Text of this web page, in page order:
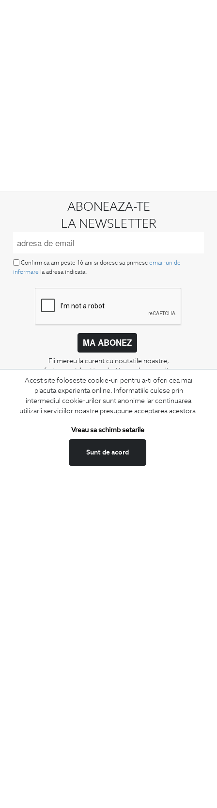
Acest site foloseste cookie-uri pentru a-ti oferi cea mai
placuta experienta online. Informatiile culese prin
intermediul cookie-urilor sunt anonime iar continuarea
utilizarii serviciilor noastre presupune acceptarea acestora.
Sunt de acord
Vreau sa schimb setarile
ABONEAZA-TE
LA NEWSLETTER
Confirm ca am peste 16 ani si doresc sa primesc email-uri de
informare la adresa indicata.
MA ABONEZ
Fii mereu la curent cu noutatile noastre,
oferte speciale si trenduri in moda masculina.
CONCIERGE
Termeni si conditii
Securitatea datelor